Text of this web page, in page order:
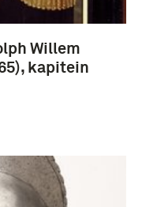
Willem
kapitein